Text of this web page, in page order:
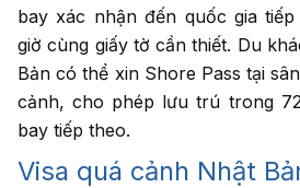
bay xác nhận đến quốc gia
giờ cùng giấy tờ cần thiết. Du
Bản có thể xin Shore Pass tại
cảnh, cho phép lưu trú trong
bay tiếp theo.
Visa quá cảnh Nhật